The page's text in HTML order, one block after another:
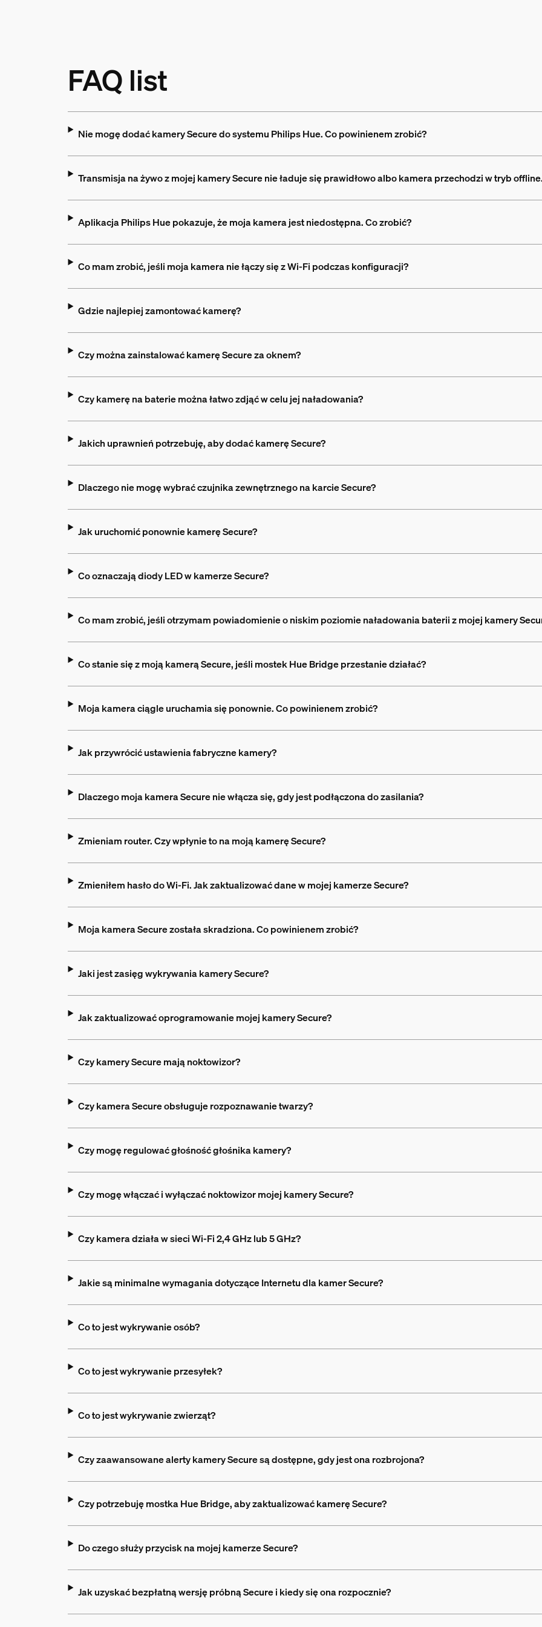
FAQ list
Nie mogę dodać kamery Secure do systemu Philips Hue. Co powinienem zrobić?
Transmisja na żywo z mojej kamery Secure nie ładuje się prawidłowo albo kamera przechodzi w tryb
Aplikacja Philips Hue pokazuje, że moja kamera jest niedostępna. Co zrobić?
Co mam zrobić, jeśli moja kamera nie łączy się z Wi-Fi podczas konfiguracji?
Gdzie najlepiej zamontować kamerę?
Czy można zainstalować kamerę Secure za oknem?
Czy kamerę na baterie można łatwo zdjąć w celu jej naładowania?
Jakich uprawnień potrzebuję, aby dodać kamerę Secure?
Dlaczego nie mogę wybrać czujnika zewnętrznego na karcie Secure?
Jak uruchomić ponownie kamerę Secure?
Co oznaczają diody LED w kamerze Secure?
Co mam zrobić, jeśli otrzymam powiadomienie o niskim poziomie naładowania baterii z mojej kamery
Co stanie się z moją kamerą Secure, jeśli mostek Hue Bridge przestanie działać?
Moja kamera ciągle uruchamia się ponownie. Co powinienem zrobić?
Jak przywrócić ustawienia fabryczne kamery?
Dlaczego moja kamera Secure nie włącza się, gdy jest podłączona do zasilania?
Zmieniam router. Czy wpłynie to na moją kamerę Secure?
Zmieniłem hasło do Wi-Fi. Jak zaktualizować dane w mojej kamerze Secure?
Moja kamera Secure została skradziona. Co powinienem zrobić?
Jaki jest zasięg wykrywania kamery Secure?
Jak zaktualizować oprogramowanie mojej kamery Secure?
Czy kamery Secure mają noktowizor?
Czy kamera Secure obsługuje rozpoznawanie twarzy?
Czy mogę regulować głośność głośnika kamery?
Czy mogę włączać i wyłączać noktowizor mojej kamery Secure?
Czy kamera działa w sieci Wi-Fi 2,4 GHz lub 5 GHz?
Jakie są minimalne wymagania dotyczące Internetu dla kamer Secure?
Co to jest wykrywanie osób?
Co to jest wykrywanie przesyłek?
Co to jest wykrywanie zwierząt?
Czy zaawansowane alerty kamery Secure są dostępne, gdy jest ona rozbrojona?
Czy potrzebuję mostka Hue Bridge, aby zaktualizować kamerę Secure?
Do czego służy przycisk na mojej kamerze Secure?
Jak uzyskać bezpłatną wersję próbną Secure i kiedy się ona rozpocznie?